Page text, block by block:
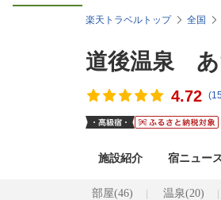
楽天トラベルトップ 全国
道後温泉
4.72 (
施設紹介 宿ニュー
部屋(46) 温泉(20)